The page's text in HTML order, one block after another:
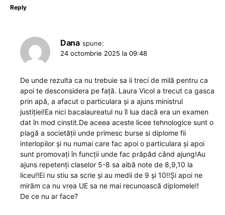
Reply
Dana spune:
24 octombrie 2025 la 09:48
De unde rezulta ca nu trebuie sa ii treci de milă pentru ca
apoi te desconsidera pe față. Laura Vicol a trecut ca gasca
prin apă, a afacut o particulara și a ajuns ministrul
justiției!Ea nici bacalaureatul nu îl lua dacă era un examen
dat în mod cinstit.De aceea aceste licee tehnologice sunt o
plagă a societății unde primesc burse si diplome fii
interlopilor și nu numai care fac apoi o particulara și apoi
sunt promovați în funcții unde fac prăpăd când ajung!Au
ajuns repetenți claselor 5-8 sa aibă note de 8,9,10 la
liceu!!Ei nu stiu sa scrie și au medii de 9 și 10!!Și apoi ne
mirăm ca nu vrea UE sa ne mai recunoască diplomele!!
De ce nu ar face?